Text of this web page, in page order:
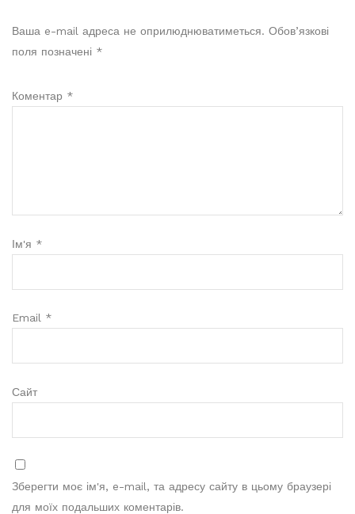
Ваша e-mail адреса не оприлюднюватиметься. Обов’язкові
поля позначені *
Коментар *
Ім'я *
Email *
Сайт
Зберегти моє ім'я, e-mail, та адресу сайту в цьому браузері
для моїх подальших коментарів.